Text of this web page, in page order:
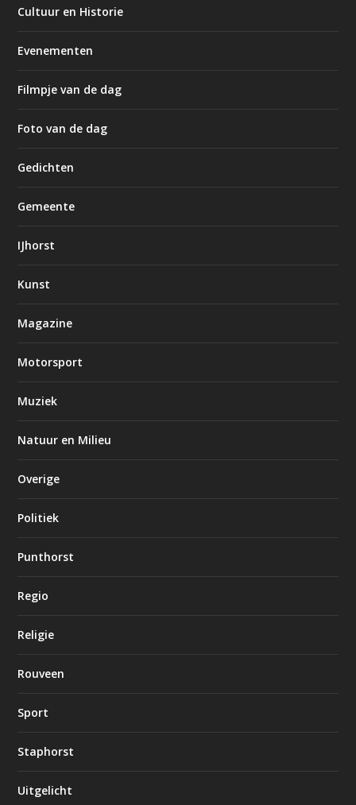
Cultuur en Historie
Evenementen
Filmpje van de dag
Foto van de dag
Gedichten
Gemeente
IJhorst
Kunst
Magazine
Motorsport
Muziek
Natuur en Milieu
Overige
Politiek
Punthorst
Regio
Religie
Rouveen
Sport
Staphorst
Uitgelicht